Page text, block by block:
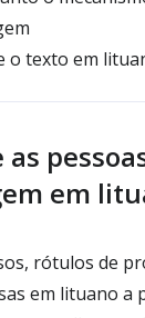
o texto em
as
em
rótulos de
em lituano a